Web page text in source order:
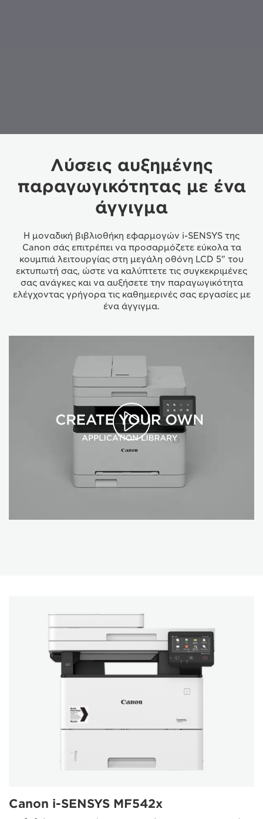
Λύσεις αυξημένης
παραγωγικότητας με ένα
άγγιγμα
Η μοναδική βιβλιοθήκη εφαρμογών i-SENSYS της
Canon σάς επιτρέπει να προσαρμόζετε εύκολα τα
κουμπιά λειτουργίας στη μεγάλη οθόνη LCD 5" του
εκτυπωτή σας, ώστε να καλύπτετε τις συγκεκριμένες
σας ανάγκες και να αυξήσετε την παραγωγικότητα
ελέγχοντας γρήγορα τις καθημερινές σας εργασίες με
ένα άγγιγμα.
Canon i-SENSYS MF542x